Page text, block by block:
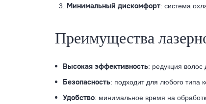
Минимальный дискомфорт: система
Преимущества
Высокая эффективность: редукция волос
Безопасность: подходит для любого типа
Удобство: минимальное время на